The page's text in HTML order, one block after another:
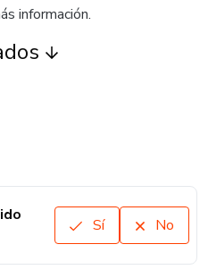
información.
Sí No